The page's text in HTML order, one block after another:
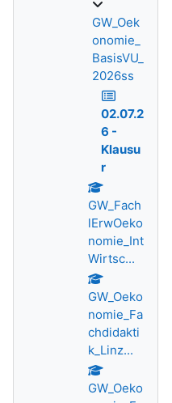
GW_Oek
onomie_
BasisVU_
2026ss
02.07.2
6 -
Klausu
r
GW_Fach
lErwOeko
nomie_Int
Wirtsc...
GW_Oeko
nomie_Fa
chdidakti
k_Linz...
GW_Oeko